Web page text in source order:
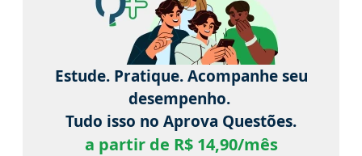
Estude. Pratique. Acompanhe seu
desempenho.
Tudo isso no Aprova Questões.
a partir de R$ 14,90/mês